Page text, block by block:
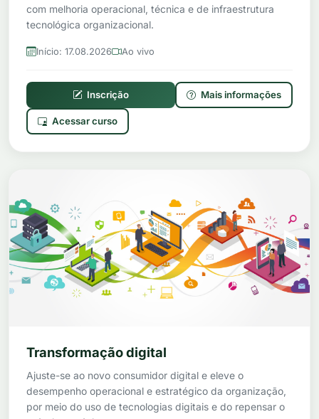
com melhoria operacional, técnica e de infraestrutura
tecnológica organizacional.
Início: 17.08.2026 Ao vivo
Inscrição Mais informações
Acessar curso
Transformação digital
Ajuste-se ao novo consumidor digital e eleve o
desempenho operacional e estratégico da organização,
por meio do uso de tecnologias digitais e do repensar o